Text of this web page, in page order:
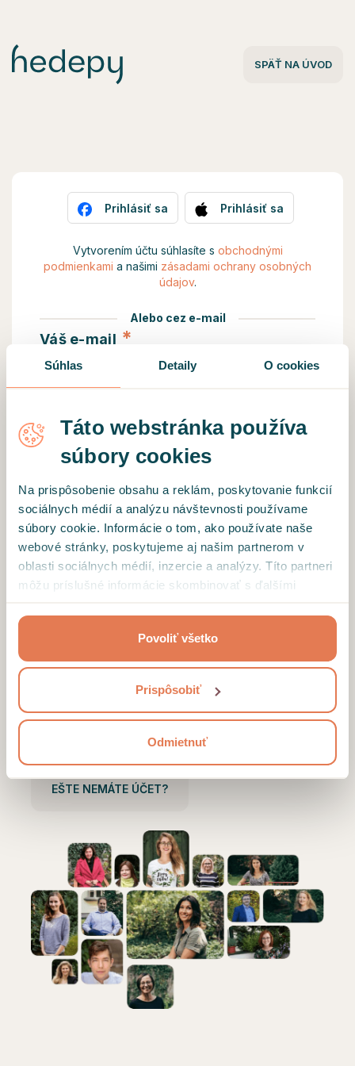
Súhlas Detaily O cookies
Táto webstránka používa
súbory cookies
Na prispôsobenie obsahu a reklám, poskytovanie funkcií
sociálnych médií a analýzu návštevnosti používame
súbory cookie. Informácie o tom, ako používate naše
webové stránky, poskytujeme aj našim partnerom v
oblasti sociálnych médií, inzercie a analýzy. Títo partneri
môžu príslušné informácie skombinovať s ďalšími
keď ste používali ich služby.
Povoliť všetko
Prispôsobiť
Odmietnuť
SPÄŤ NA ÚVOD
Prihlásiť sa Prihlásiť sa
Vytvorením účtu súhlasíte s obchodnými
podmienkami a našimi zásadami ochrany osobných
údajov.
Alebo cez e-mail
Váš e-mail *
Heslo*
Obnoviť heslo
PRIHLÁSIŤ SA
Ešte nemáte účet?Registrácia
Prihlásiť sa
EŠTE NEMÁTE ÚČET?